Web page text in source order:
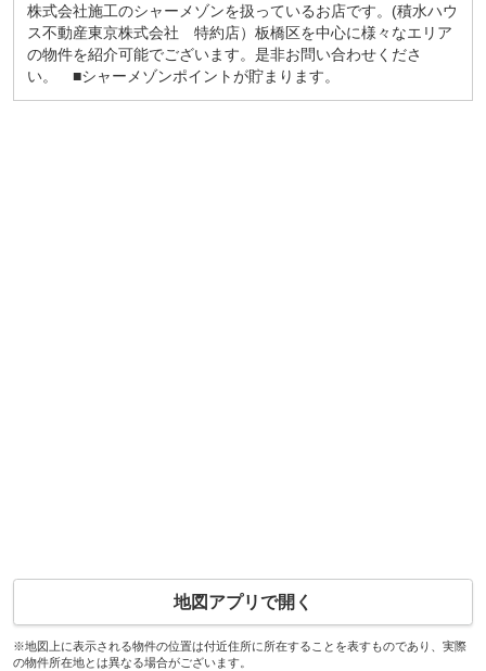
株式会社施工のシャーメゾンを扱っているお店です。(積水ハウ
ス不動産東京株式会社 特約店）板橋区を中心に様々なエリア
の物件を紹介可能でございます。是非お問い合わせくださ
い。 ■シャーメゾンポイントが貯まります。
地図アプリで開く
※地図上に表示される物件の位置は付近住所に所在することを表すものであり、実際
の物件所在地とは異なる場合がございます。